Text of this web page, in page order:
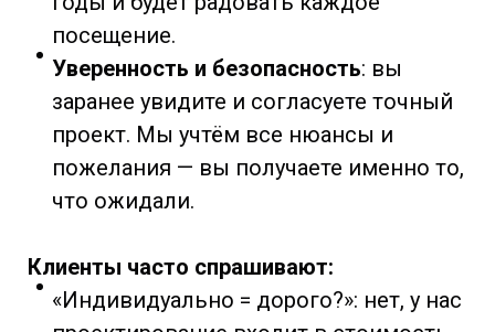
посещение.
Уверенность и безопасность: вы
заранее увидите и согласуете точный
проект. Мы учтём все нюансы и
пожелания — вы получаете именно то,
что ожидали.
Клиенты часто спрашивают:
«Индивидуально = дорого?»: нет, у нас